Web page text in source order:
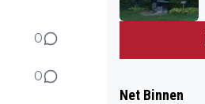
0
0
Net Binnen